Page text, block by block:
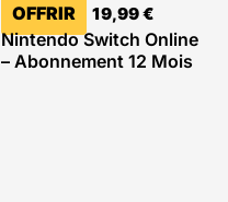
OFFRIR 19,99€
Nintendo Switch Online
– Abonnement 12 Mois